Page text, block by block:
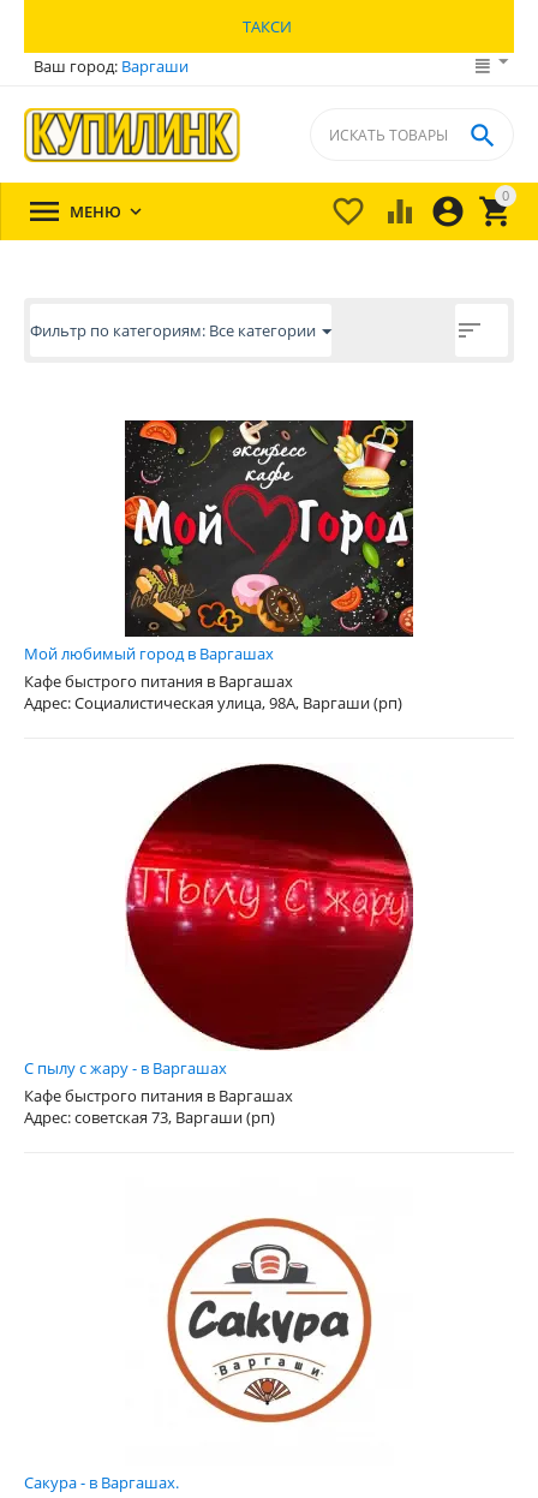
ТАКСИ
Ваш город: Варгаши
0


 

 МЕНЮ 

Фильтр по категориям: Все категории
Мой любимый город в Варгашах
Кафе быстрого питания в Варгашах
Адрес: Социалистическая улица, 98А, Варгаши (рп)
С пылу с жару - в Варгашах
Кафе быстрого питания в Варгашах
Адрес: советская 73, Варгаши (рп)
Сакура - в Варгашах.